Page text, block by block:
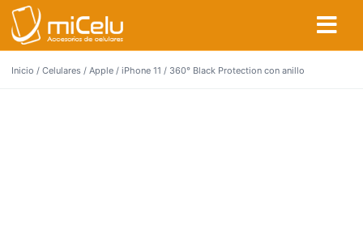
Inicio / Celulares / Apple / iPhone 11 / 360° Black Protection con anillo